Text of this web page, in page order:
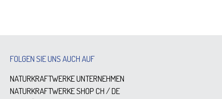
FOLGEN SIE UNS AUCH AUF
NATURKRAFTWERKE UNTERNEHMEN
NATURKRAFTWERKE SHOPCH/DE